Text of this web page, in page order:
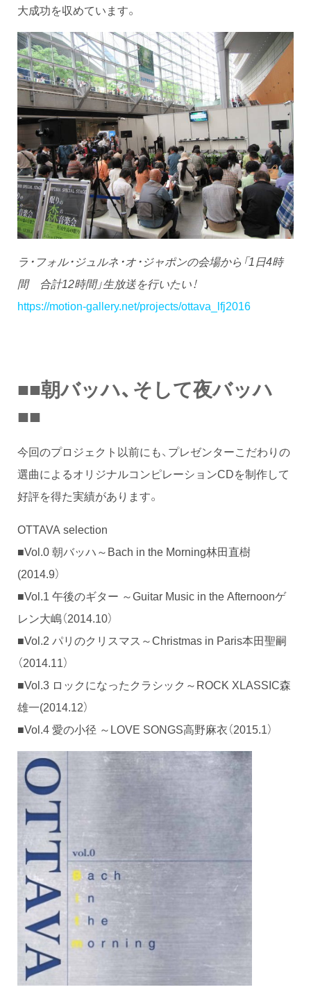
大成功を収めています。
ラ・フォル・ジュルネ・オ・ジャポンの会場から「1日4時
間 合計12時間」生放送を行いたい！
https://motion-gallery.net/projects/ottava_lfj2016
■■朝バッハ、そして夜バッハ
■■
今回のプロジェクト以前にも、プレゼンターこだわりの
選曲によるオリジナルコンピレーションCDを制作して
好評を得た実績があります。
OTTAVA selection
■Vol.0 朝バッハ～Bach in the Morning林田直樹
(2014.9）
■Vol.1 午後のギター ～Guitar Music in the Afternoonゲ
レン大嶋（2014.10）
■Vol.2 パリのクリスマス～Christmas in Paris本田聖嗣
（2014.11）
■Vol.3 ロックになったクラシック～ROCK XLASSIC森
雄一(2014.12）
■Vol.4 愛の小径 ～LOVE SONGS高野麻衣（2015.1）